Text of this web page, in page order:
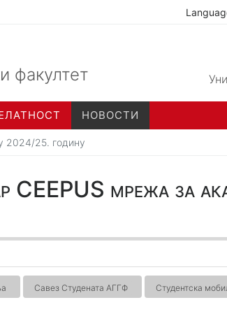
факултет
НОВОСТИ
2024/25. годину
CEEPUS мрежа за
Савез Студената АГГФ Студентска